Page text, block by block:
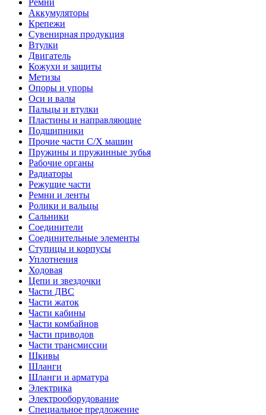
Ремни
Аккумуляторы
Крепежи
Сувенирная продукция
Втулки
Двигатель
Кожухи и защиты
Метизы
Опоры и упоры
Оси и валы
Пальцы и втулки
Пластины и направляющие
Подшипники
Прочие части С/Х машин
Пружины и пружинные зубья
Рабочие органы
Радиаторы
Режущие части
Ремни и ленты
Ролики и вальцы
Сальники
Соединители
Соединительные элементы
Ступицы и корпусы
Уплотнения
Ходовая
Цепи и звездочки
Части ДВС
Части жаток
Части кабины
Части комбайнов
Части приводов
Части трансмиссии
Шкивы
Шланги
Шланги и арматура
Электрика
Электрооборудование
Специальное предложение